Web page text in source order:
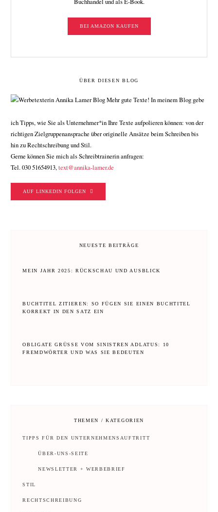
BEI AMAZON KAUFEN
ÜBER DIESEN BLOG
Mehr gute Texte! In meinem Blog gebe
ich Tipps, wie Sie als Unternehmer*in Ihre Texte aufpolieren können: von der
richtigen Zielgruppenansprache über originelle Ansätze beim Schreiben bis
hin zu Rechtschreibung und Stil.
Gerne können Sie mich als Schreibtrainerin anfragen:
Tel. 030 51654913,text@annika-lamer.de
AUF LINKEDIN FOLGEN
NEUESTE BEITRÄGE
MEIN JAHR 2025: RÜCKSCHAU UND AUSBLICK
BUCHTITEL ZITIEREN: SO FÜGEN SIE EINEN BUCHTITEL
KORREKT IN DEN SATZ EIN
OBLIGATE GRÜSSE VOM SINISTREN ADLATUS: 10 F
REMDWÖRTER UND WAS SIE BEDEUTEN
THEMEN / KATEGORIEN
TIPPS FÜR DEN UNTERNEHMENSAUFTRITT
ÜBER-UNS-SEITE
NEWSLETTER + WERBEBRIEF
STIL
RECHTSCHREIBUNG